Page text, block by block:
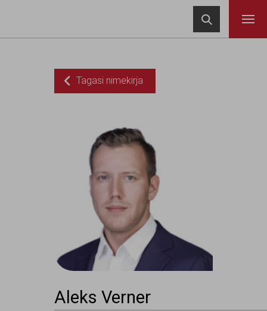

 Tagasi nimekirja
Aleks Verner